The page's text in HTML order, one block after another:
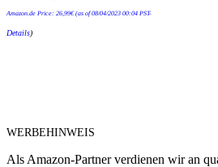
Amazon.de Price: 26,99€(as of 08/04/2023 00:04 PST-
Details)
WERBEHINWEIS
Als Amazon-Partner verdienen wir an